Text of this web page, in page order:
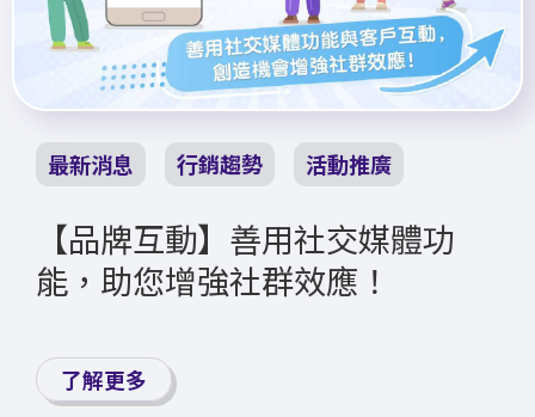
最新消息 行銷趨勢 活動推廣
【品牌互動】善用社交媒體功
能，助您增強社群效應！
了解更多